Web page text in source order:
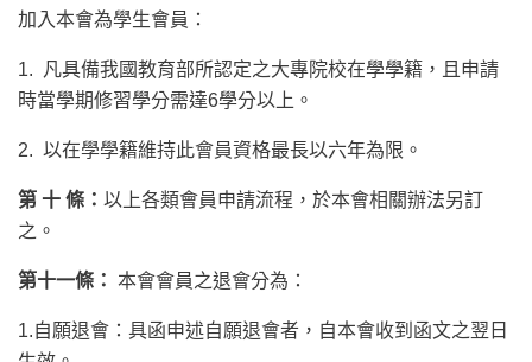
加入本會為學生會員：
1. 凡具備我國教育部所認定之大專院校在學學籍，且申請
時當學期修習學分需達6學分以上。
2. 以在學學籍維持此會員資格最長以六年為限。
第 十 條： 以上各類會員申請流程，於本會相關辦法另訂
之。
第十一條： 本會會員之退會分為：
1.自願退會：具函申述自願退會者，自本會收到函文之翌日